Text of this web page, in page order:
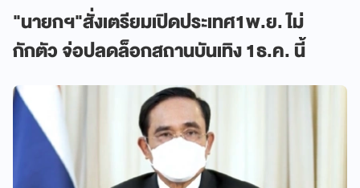
"นายกฯ"สั่งเตรียมเปิดประเทศ1พ.ย. ไม่
กักตัว จ่อปลดล็อกสถานบันเทิง 1ธ.ค. นี้